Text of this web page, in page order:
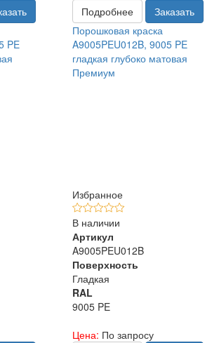
Подробнее
Заказать
PE
Порошковая краска
A9005PEU012B, 9005 PE
гладкая глубоко матовая
Премиум
Избранное
В наличии
Артикул
A9005PEU012B
Поверхность
Гладкая
RAL
9005 PE
Цена: По запросу